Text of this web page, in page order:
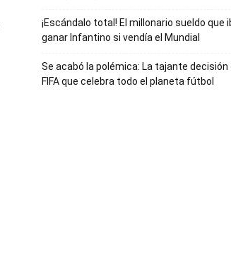
¡Escándalo total! El millonario sueldo que
ganar Infantino si vendía el Mundial
Se acabó la polémica: La tajante decisión
FIFA que celebra todo el planeta fútbol